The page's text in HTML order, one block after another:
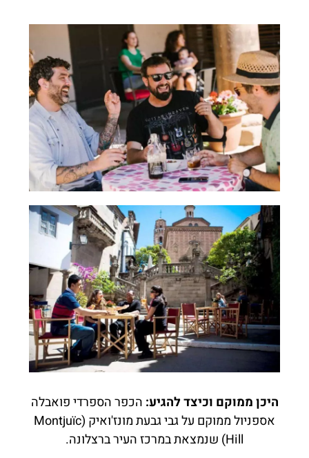
היכן ממוקם וכיצד להגיע: הכפר הספרדי פואבלה
אספניול ממוקם על גבי גבעת מונז'ואיק (Montjuïc
Hill) שנמצאת במרכז העיר ברצלונה.